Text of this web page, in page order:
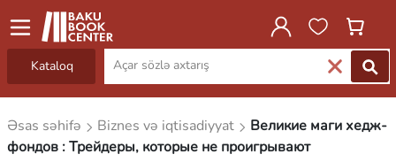
Kataloq
Əsas səhifə Biznes və iqtisadiyyat
Великие маги хедж-
фондов : Трейдеры, которые не проигрывают